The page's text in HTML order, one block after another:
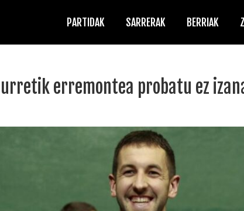
PARTIDAK SARRERAK BERRIAK
erremontea probatu ez